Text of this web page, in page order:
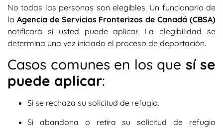
No todas las personas son elegibles. Un funcionario de
la Agencia de Servicios Fronterizos de Canadá (CBSA)
notificará si usted puede aplicar. La elegibilidad se
determina una vez iniciado el proceso de deportación.
Casos comunes en los que sí se
puede aplicar:
Si se rechaza su solicitud de refugio.
Si abandona o retira su solicitud de refugio